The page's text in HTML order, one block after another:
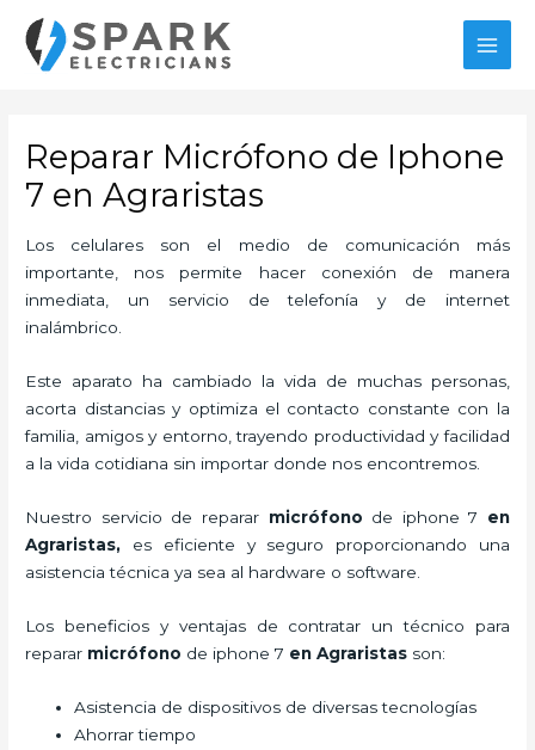
contenido
Reparar Micrófono de Iphone
7 en Agraristas
Los celulares son el medio de comunicación más
importante, nos permite hacer conexión de manera
inmediata, un servicio de telefonía y de internet
inalámbrico.
Este aparato ha cambiado la vida de muchas personas,
acorta distancias y optimiza el contacto constante con la
familia, amigos y entorno, trayendo productividad y facilidad
a la vida cotidiana sin importar donde nos encontremos.
Nuestro servicio de reparar micrófono de iphone 7 en
Agraristas, es eficiente y seguro proporcionando una
asistencia técnica ya sea al hardware o software.
Los beneficios y ventajas de contratar un técnico para
reparar micrófono de iphone 7 en Agraristas son:
Asistencia de dispositivos de diversas tecnologías
Ahorrar tiempo